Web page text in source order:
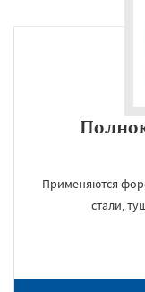
Применяются
стали,